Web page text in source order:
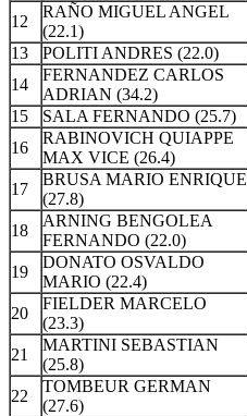
12
RAÑO MIGUEL ANGEL
(22.1)
13
POLITI ANDRES (22.0)
14
FERNANDEZ CARLOS
ADRIAN (34.2)
15
SALA FERNANDO (25.7)
16
RABINOVICH QUIAPPE
MAX VICE (26.4)
17
BRUSA MARIO ENRIQUE
(27.8)
18
ARNING BENGOLEA
FERNANDO (22.0)
19
DONATO OSVALDO
MARIO (22.4)
20
FIELDER MARCELO
(23.3)
21
MARTINI SEBASTIAN
(25.8)
22
TOMBEUR GERMAN
(27.6)